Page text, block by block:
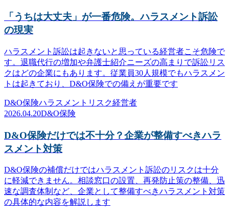
「うちは大丈夫」が一番危険。ハラスメント訴訟
の現実
ハラスメント訴訟は起きないと思っている経営者こそ危険で
す。退職代行の増加や弁護士紹介ニーズの高まりで訴訟リス
クはどの企業にもあります。従業員30人規模でもハラスメン
トは起きており、D&O保険での備えが重要です
D&O保険ハラスメント リスク経営者
2026.04.20D&O保険
D&O保険だけでは不十分？企業が整備すべきハラ
スメント対策
D&O保険の補償だけではハラスメント訴訟のリスクは十分
に軽減できません。相談窓口の設置、再発防止策の整備、迅
速な調査体制など、企業として整備すべきハラスメント対策
の具体的な内容を解説します